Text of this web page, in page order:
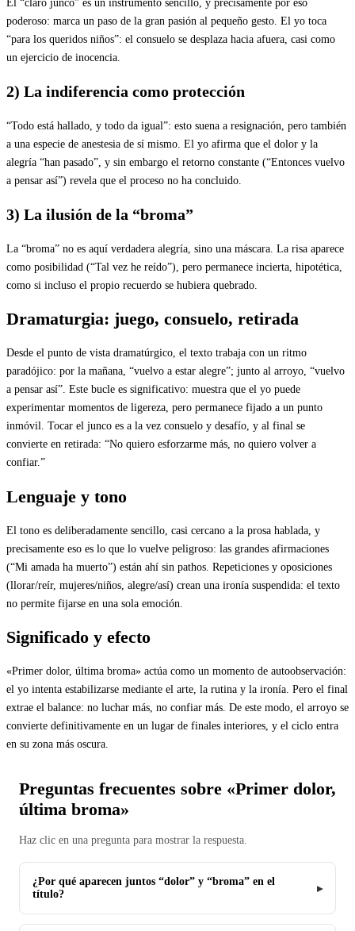
El “claro junco” es un instrumento sencillo, y precisamente por eso
poderoso: marca un paso de la gran pasión al pequeño gesto. El yo toca
“para los queridos niños”: el consuelo se desplaza hacia afuera, casi como
un ejercicio de inocencia.
2) La indiferencia como protección
“Todo está hallado, y todo da igual”: esto suena a resignación, pero también
a una especie de anestesia de sí mismo. El yo afirma que el dolor y la
alegría “han pasado”, y sin embargo el retorno constante (“Entonces vuelvo
a pensar así”) revela que el proceso no ha concluido.
3) La ilusión de la “broma”
La “broma” no es aquí verdadera alegría, sino una máscara. La risa aparece
como posibilidad (“Tal vez he reído”), pero permanece incierta, hipotética,
como si incluso el propio recuerdo se hubiera quebrado.
Dramaturgia: juego, consuelo, retirada
Desde el punto de vista dramatúrgico, el texto trabaja con un ritmo
paradójico: por la mañana, “vuelvo a estar alegre”; junto al arroyo, “vuelvo
a pensar así”. Este bucle es significativo: muestra que el yo puede
experimentar momentos de ligereza, pero permanece fijado a un punto
inmóvil. Tocar el junco es a la vez consuelo y desafío, y al final se
convierte en retirada: “No quiero esforzarme más, no quiero volver a
confiar.”
Lenguaje y tono
El tono es deliberadamente sencillo, casi cercano a la prosa hablada, y
precisamente eso es lo que lo vuelve peligroso: las grandes afirmaciones
(“Mi amada ha muerto”) están ahí sin pathos. Repeticiones y oposiciones
(llorar/reír, mujeres/niños, alegre/así) crean una ironía suspendida: el texto
no permite fijarse en una sola emoción.
Significado y efecto
«Primer dolor, última broma» actúa como un momento de autoobservación:
el yo intenta estabilizarse mediante el arte, la rutina y la ironía. Pero el final
extrae el balance: no luchar más, no confiar más. De este modo, el arroyo se
convierte definitivamente en un lugar de finales interiores, y el ciclo entra
en su zona más oscura.
Preguntas frecuentes sobre «Primer dolor,
última broma»
Haz clic en una pregunta para mostrar la respuesta.
¿Por qué aparecen juntos “dolor” y “broma” en el
título?